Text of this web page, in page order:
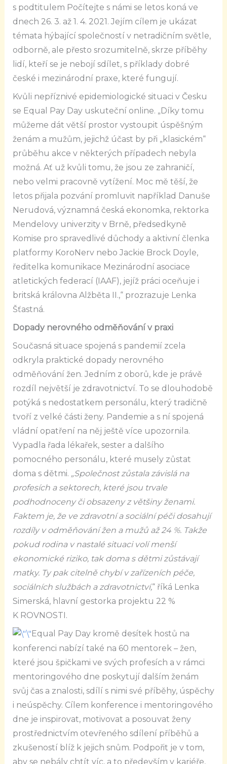
s podtitulem Počítejte s námi se letos koná ve
dnech 26. 3. až 1. 4. 2021. Jejím cílem je ukázat
témata hýbající společností v netradičním světle,
odborně, ale přesto srozumitelně, skrze příběhy
lidí, kteří se je nebojí sdílet, s příklady dobré
české i mezinárodní praxe, které fungují.
Kvůli nepříznivé epidemiologické situaci v Česku
se Equal Pay Day uskuteční online. „Díky tomu
můžeme dát větší prostor vystoupit úspěšným
ženám a mužům, jejichž účast by při „klasickém“
průběhu akce v některých případech nebyla
možná. Ať už kvůli tomu, že jsou ze zahraničí,
nebo velmi pracovně vytížení. Moc mě těší, že
letos přijala pozvání promluvit například Danuše
Nerudová, významná česká ekonomka, rektorka
Mendelovy univerzity v Brně, předsedkyně
Komise pro spravedlivé důchody a aktivní členka
platformy KoroNerv nebo Jackie Brock Doyle,
ředitelka komunikace Mezinárodní asociace
atletických federací (IAAF), jejíž práci oceňuje i
britská královna Alžběta II.,“ prozrazuje Lenka
Šťastná.
Dopady nerovného odměňování v praxi
Současná situace spojená s pandemií zcela
odkryla praktické dopady nerovného
odměňování žen. Jedním z oborů, kde je právě
rozdíl největší je zdravotnictví. To se dlouhodobě
potýká s nedostatkem personálu, který tradičně
tvoří z velké části ženy. Pandemie a s ní spojená
vládní opatření na něj ještě více upozornila.
Vypadla řada lékařek, sester a dalšího
pomocného personálu, které musely zůstat
doma s dětmi. „Společnost zůstala závislá na
profesích a sektorech, které jsou trvale
podhodnoceny či obsazeny z většiny ženami.
Faktem je, že ve zdravotní a sociální péči dosahují
rozdíly v odměňování žen a mužů až 24 %. Takže
pokud rodina v nastalé situaci volí menší
ekonomické riziko, tak doma s dětmi zůstávají
matky. Ty pak citelně chybí v zařízeních péče,
sociálních službách a zdravotnictví,“ říká Lenka
Simerská, hlavní gestorka projektu 22 %
K ROVNOSTI.
Equal Pay Day kromě desítek hostů na
konferenci nabízí také na 60 mentorek – žen,
které jsou špičkami ve svých profesích a v rámci
mentoringového dne poskytují dalším ženám
svůj čas a znalosti, sdílí s nimi své příběhy, úspěchy
i neúspěchy. Cílem konference i mentoringového
dne je inspirovat, motivovat a posouvat ženy
prostřednictvím otevřeného sdílení příběhů a
zkušeností blíž k jejich snům. Podpořit je v tom,
aby se nebály chtít víc, a to především v kariéře,